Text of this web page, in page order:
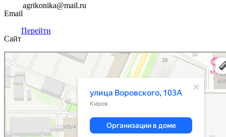
Email
agrikonika@mail.ru
Сайт
Перейти
Киров
Улица Воровского, 103А — Яндекс Карты